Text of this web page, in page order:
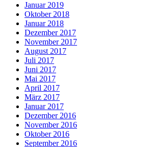
Januar 2019
Oktober 2018
Januar 2018
Dezember 2017
November 2017
August 2017
Juli 2017
Juni 2017
Mai 2017
April 2017
März 2017
Januar 2017
Dezember 2016
November 2016
Oktober 2016
September 2016